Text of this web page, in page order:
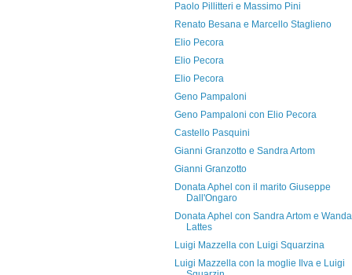
Paolo Pillitteri e Massimo Pini
Renato Besana e Marcello Staglieno
Elio Pecora
Elio Pecora
Elio Pecora
Geno Pampaloni
Geno Pampaloni con Elio Pecora
Castello Pasquini
Gianni Granzotto e Sandra Artom
Gianni Granzotto
Donata Aphel con il marito Giuseppe
Dall'Ongaro
Donata Aphel con Sandra Artom e Wanda
Lattes
Luigi Mazzella con Luigi Squarzina
Luigi Mazzella con la moglie Ilva e Luigi